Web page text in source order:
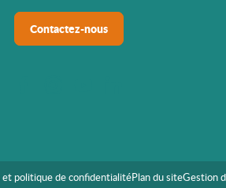
Contactez-nous
politique de confidentialitéPlan du siteGestion